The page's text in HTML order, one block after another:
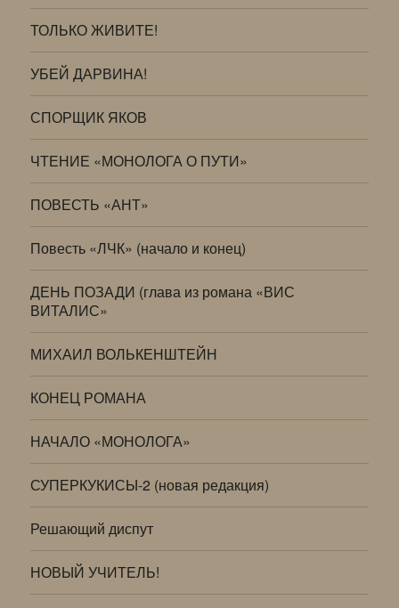
ТОЛЬКО ЖИВИТЕ!
УБЕЙ ДАРВИНА!
СПОРЩИК ЯКОВ
ЧТЕНИЕ «МОНОЛОГА О ПУТИ»
ПОВЕСТЬ «АНТ»
Повесть «ЛЧК» (начало и конец)
ДЕНЬ ПОЗАДИ (глава из романа «ВИС
ВИТАЛИС»
МИХАИЛ ВОЛЬКЕНШТЕЙН
КОНЕЦ РОМАНА
НАЧАЛО «МОНОЛОГА»
СУПЕРКУКИСЫ-2 (новая редакция)
Решающий диспут
НОВЫЙ УЧИТЕЛЬ!